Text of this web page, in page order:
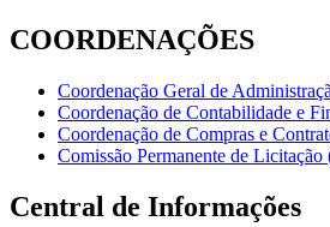
COORDENAÇÕES
Coordenação Geral de
Coordenação de Contabilidade e
Coordenação de Compras e
Comissão Permanente de
Central de Informações